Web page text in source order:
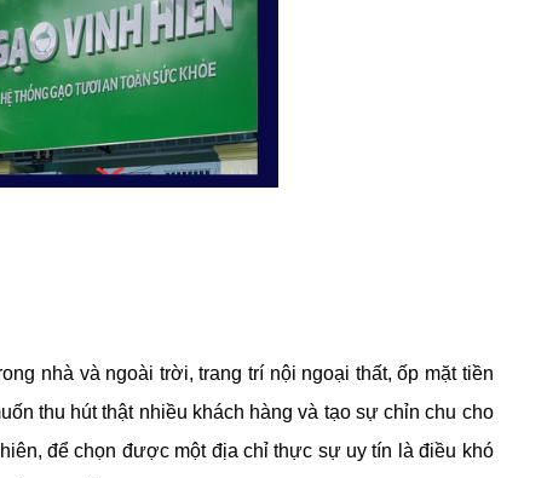
nhà và ngoài trời, trang trí nội ngoại thất, ốp mặt tiền
thu hút thật nhiều khách hàng và tạo sự chỉn chu cho
, để chọn được một địa chỉ thực sự uy tín là điều khó